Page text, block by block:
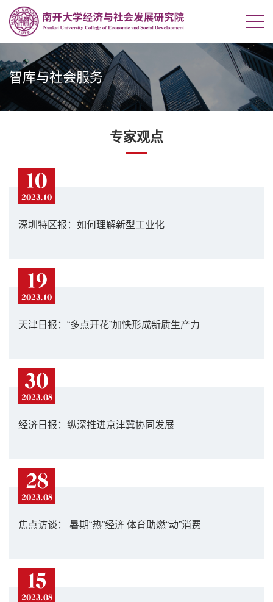
智库与社会服务
专家观点
10
2023.10
深圳特区报：如何理解新型工业化
19
2023.10
天津日报：“多点开花”加快形成新质生产力
30
2023.08
经济日报：纵深推进京津冀协同发展
28
2023.08
焦点访谈： 暑期“热”经济 体育助燃“动”消费
15
2023.08